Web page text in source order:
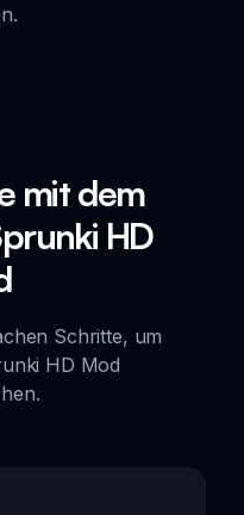
mit dem
HD
Schritte, um
HD Mod